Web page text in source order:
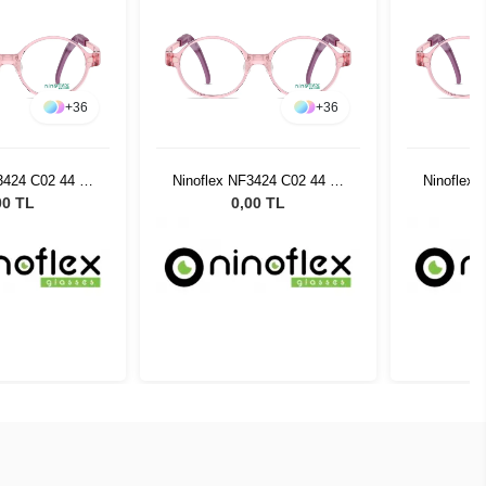
+36
C02 44 16
TL
+36
Ninoflex NF3424 C02 44 16
128
0,00 TL
Ninoflex